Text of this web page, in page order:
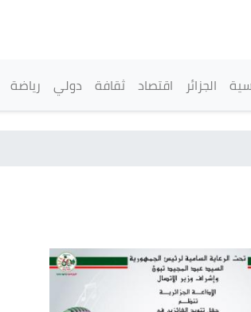
الرئيسيةالجزائر اقتصاد ثقافة دولي رياضة